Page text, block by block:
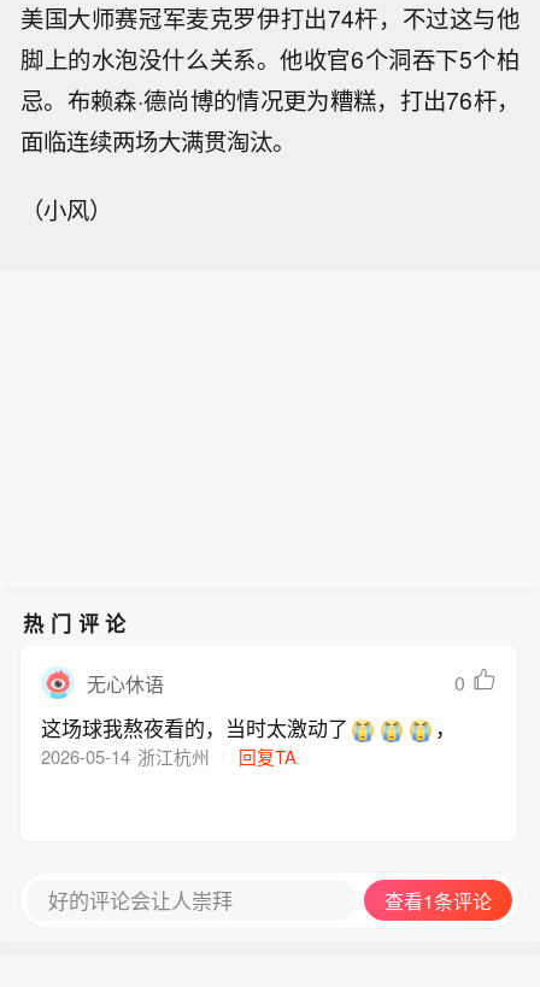
美国大师赛冠军麦克罗伊打出74杆，不过这与他
脚上的水泡没什么关系。他收官6个洞吞下5个柏
忌。布赖森·德尚博的情况更为糟糕，打出76杆，
面临连续两场大满贯淘汰。
（小风）
热门评论
无心休语 0
这场球我熬夜看的，当时太激动了 ，
2026-05-14 浙江杭州 回复TA
好的评论会让人崇拜 查看1条评论